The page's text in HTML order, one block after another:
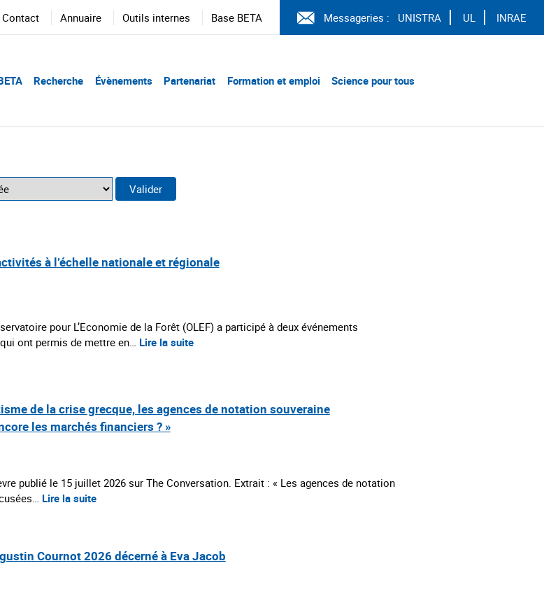
Contact Annuaire Outils internes Base BETA Messageries : UNISTRA UL INRAE
Recherche Évènements Partenariat Formation et emploi Science pour tous
à l’échelle nationale et régionale
pour L’Economie de la Forêt (OLEF) a participé à deux événements
ont permis de mettre en… Lire la suite
de la crise grecque, les agences de notation souveraine
les marchés financiers ? »
publié le 15 juillet 2026 sur The Conversation. Extrait : « Les agences de notation
Lire la suite
Cournot 2026 décerné à Eva Jacob